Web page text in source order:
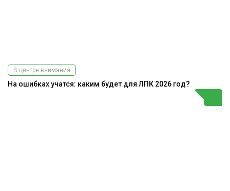
В центре внимания
На ошибках учатся: каким будет для ЛПК 2026 год?